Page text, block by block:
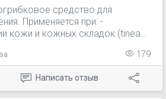
средство для
Применяется при: -
кожи и кожных складок (tinea
- грибковые инфекции
- кандидозы кожи; -
лишай; -
зудом или без
179
Написать отзыв